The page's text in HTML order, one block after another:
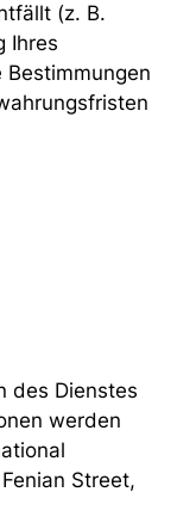
(z. B.
Ihres
des Dienstes
werden
Street,